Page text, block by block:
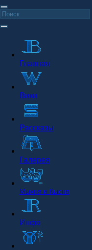
Главная
Вики
Рассказы
Галерея
Мыхня и Кысня
Инфо